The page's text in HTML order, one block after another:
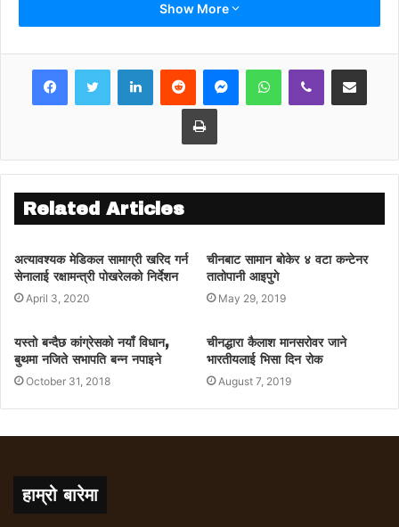
सिके राउतले जनमत संग्रह गर्न सरकार सहमत भएको
स्वतन्त्र मधेसको ब्यानरसहित प्रदर्शन भएको तीन दिन
बित्दासमेत सरकारले सामान्य प्रतिक्रिया जनाउनु
रहस्यमय भएको कांग्रेसले बताएको छ ।
विधेयकलाई प्रधानमन्त्री केपी शर्मा ओलीले विगतमा
राष्ट्रघाती भनेको भन्दै शर्माले प्रश्न गरेका छन् ।
Show More
LinkedInReddit MessengerWhatsAppViber Share via Email
Print
Related Articles
अत्यावश्यक मेडिकल सामाग्री खरिद गर्न
सेनालाई रक्षामन्त्री पोखरेलको निर्देशन
April 3, 2020
चीनबाट सामान बोकेर ४ वटा कन्टेनर
तातोपानी आइपुगे
May 29, 2019
यस्तो बन्दैछ कांग्रेसको नयाँ विधान,
बुथमा नजिते सभापति बन्‍न नपाइने
October 31, 2018
चीनद्धारा कैलाश मानसरोवर जाने
भारतीयलाई भिसा दिन रोक
August 7, 2019
हाम्रो बारेमा